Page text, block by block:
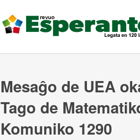
Mesaĝo de UEA
Tago de
Komuniko 1290